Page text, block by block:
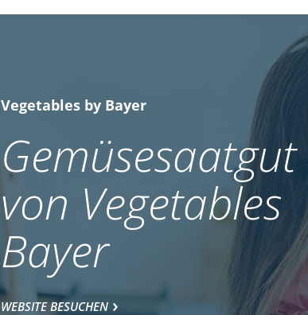
Unkräuter in Tannen
MEHR
Vegetables by Bayer
Gemüsesaatgut
von Vegetables
Bayer
WEBSITE BESUCHEN